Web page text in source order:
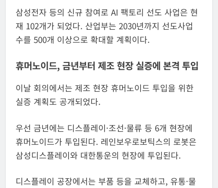
삼성전자 등의 신규 참여로 AI 팩토리 선도 사업은 현
재 102개가 되었다. 산업부는 2030년까지 선도사업
수를 500개 이상으로 확대할 계획이다.
휴머노이드, 금년부터 제조 현장 실증에 본격 투입
이날 회의에서는 제조 현장 휴머노이드 투입을 위한
실증 계획도 공개되었다.
우선 금년에는 디스플레이·조선·물류 등 6개 현장에
휴머노이드가 투입된다. 레인보우로보틱스의 로봇은
삼성디스플레이와 대한통운의 현장에 투입된다.
디스플레이 공장에서는 부품 등을 교체하고, 유통·물